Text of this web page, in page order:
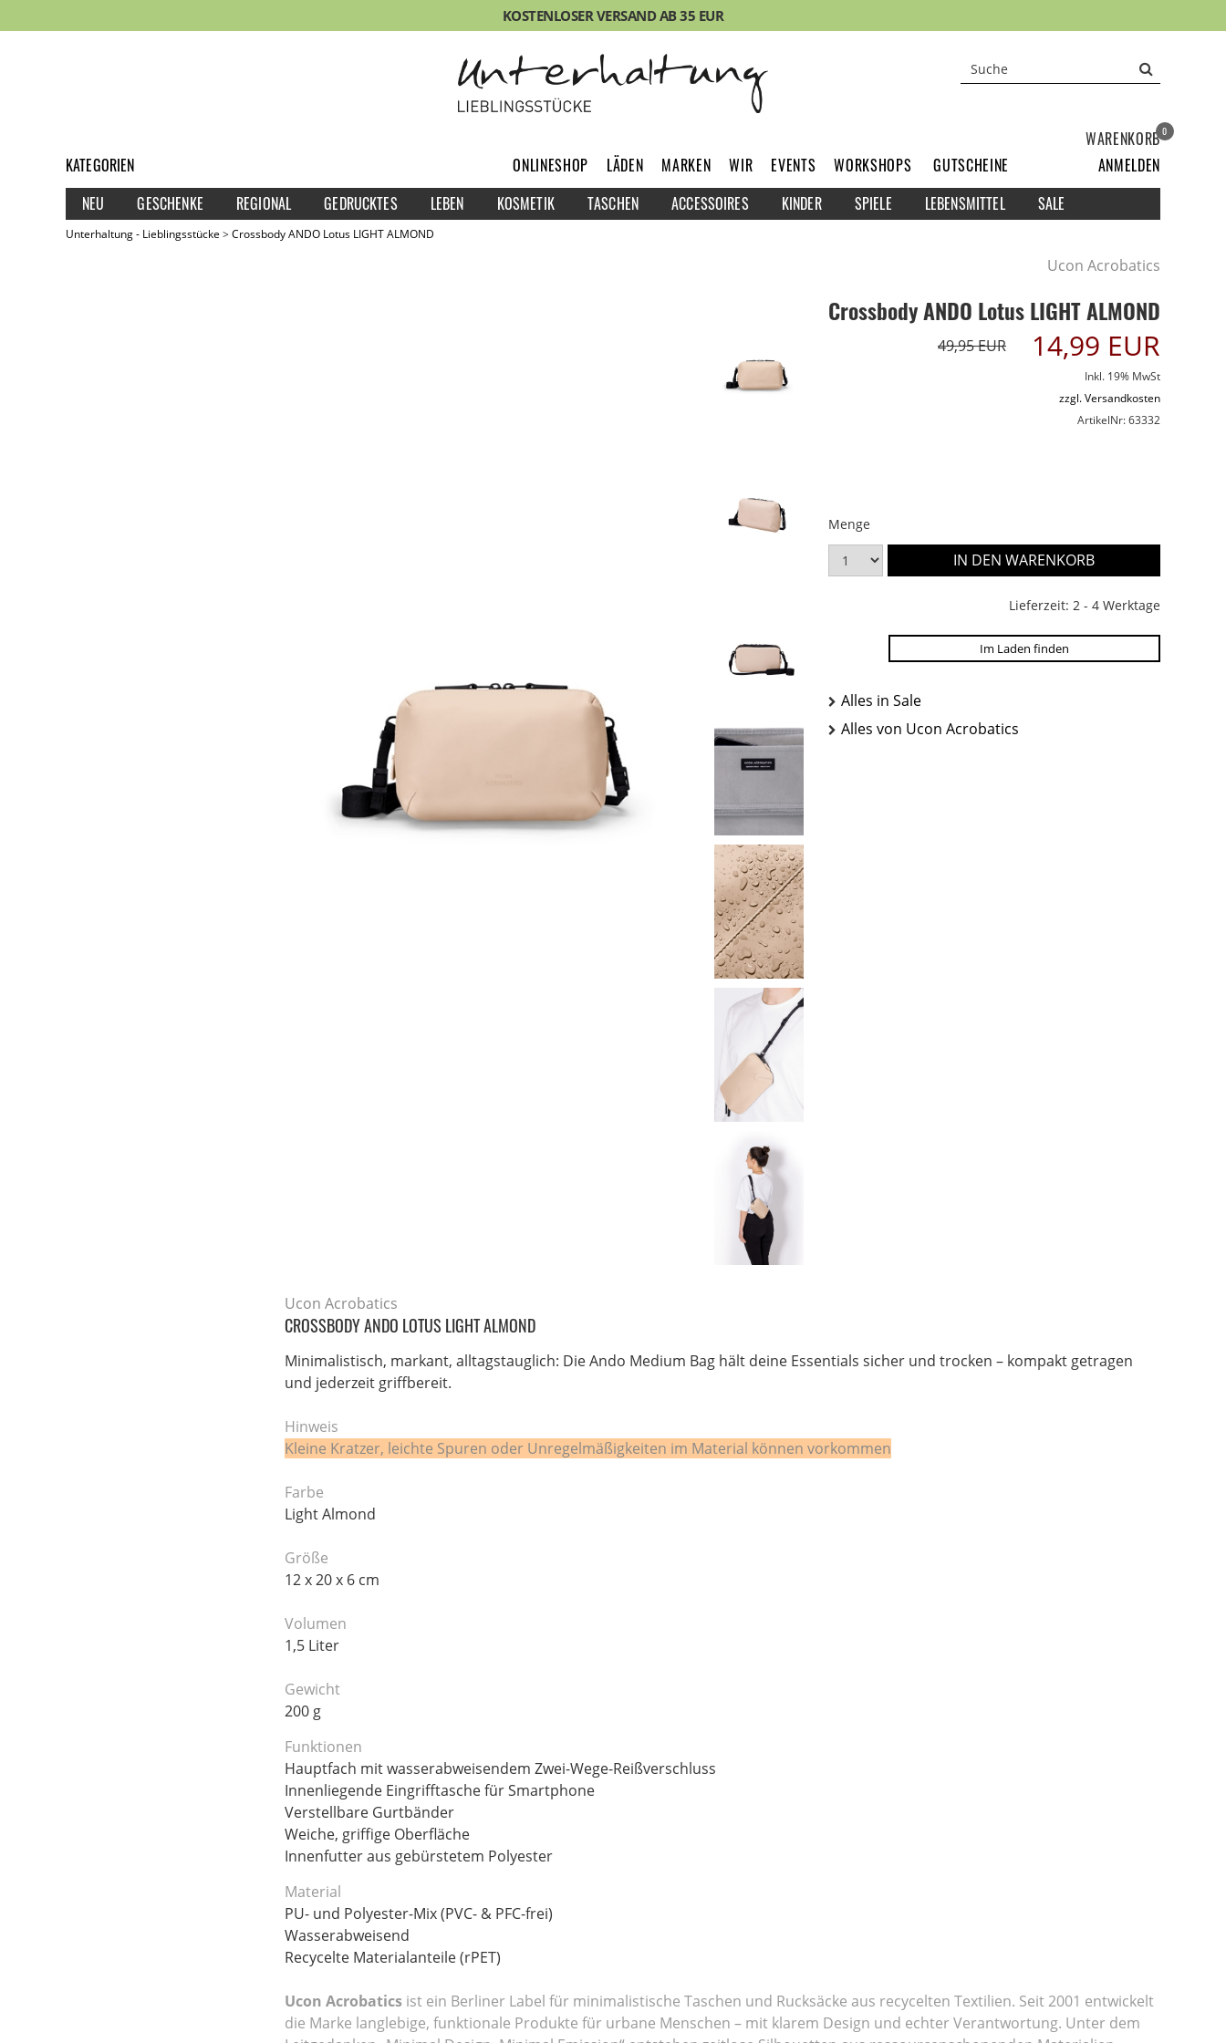
KOSTENLOSER VERSAND AB 35 EUR
KATEGORIEN
NEU
GESCHENKE REGIONAL GEDRUCKTES LEBEN KOSMETIK TASCHEN ACCESSOIRES KINDER SPIELE LEBENSMITTEL SALE
ONLINESHOP LÄDEN MARKEN WIR EVENTS WORKSHOPS GUTSCHEINE
WARENKORB0
ANMELDEN
Unterhaltung - Lieblingsstücke Crossbody ANDO Lotus LIGHT ALMOND
Ucon Acrobatics
Crossbody ANDO Lotus LIGHT ALMOND
49,95 EUR 14,99 EUR
Inkl. 19% MwSt
zzgl. Versandkosten
ArtikelNr: 63332
Menge
Lieferzeit: 2 - 4 Werktage
Im Laden finden
Alles in Sale
Alles von Ucon Acrobatics
Ucon Acrobatics
CROSSBODY ANDO LOTUS LIGHT ALMOND
Minimalistisch, markant, alltagstauglich: Die Ando Medium Bag hält deine Essentials sicher und trocken – kompakt getragen
und jederzeit griffbereit.
Hinweis
Kleine Kratzer, leichte Spuren oder Unregelmäßigkeiten im Material können vorkommen
Farbe
Light Almond
Größe
12 x 20 x 6 cm
Volumen
1,5 Liter
Gewicht
200 g
Funktionen
Hauptfach mit wasserabweisendem Zwei-Wege-Reißverschluss
Innenliegende Eingrifftasche für Smartphone
Verstellbare Gurtbänder
Weiche, griffige Oberfläche
Innenfutter aus gebürstetem Polyester
Material
PU- und Polyester-Mix (PVC- & PFC-frei)
Wasserabweisend
Recycelte Materialanteile (rPET)
Ucon Acrobatics ist ein Berliner Label für minimalistische Taschen und Rucksäcke aus recycelten Textilien. Seit 2001 entwickelt
die Marke langlebige, funktionale Produkte für urbane Menschen – mit klarem Design und echter Verantwortung. Unter dem